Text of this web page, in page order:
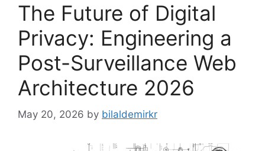
The Future of Digital
Privacy: Engineering a
Post-Surveillance Web
Architecture 2026
May 20, 2026 by bilaldemirkr